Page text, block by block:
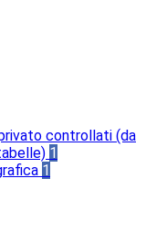
controllati (da
1
1